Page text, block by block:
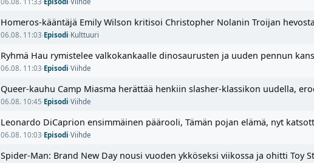
Homeros-kääntäjä Emily Wilson kritisoi Christopher Nolanin Troijan
06.08. 11:03·Episodi·Kulttuuri
Ryhmä Hau rymistelee valkokankaalle dinosaurusten ja uuden pennun
06.08. 11:03·Episodi·Viihde
Queer-kauhu Camp Miasma herättää henkiin slasher-klassikon uudella,
06.08. 10:45·Episodi·Viihde
Leonardo DiCaprion ensimmäinen päärooli, Tämän pojan elämä, nyt
06.08. 10:03·Episodi·Viihde
Spider-Man: Brand New Day nousi vuoden ykköseksi viikossa ja ohitti Toy